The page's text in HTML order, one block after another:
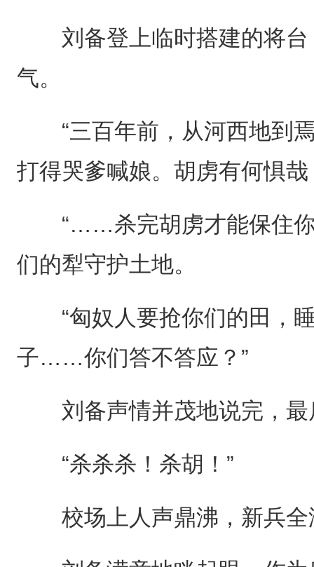
刘备登上临时搭建的将台
气。
“三百年前，从河西地到焉
打得哭爹喊娘。胡虏有何惧
“……杀完胡虏才能保住你
们的犁守护土地。
“匈奴人要抢你们的田，睡
子……你们答不答应？”
刘备声情并茂地说完，最
“杀杀杀！杀胡！”
校场上人声鼎沸，新兵全